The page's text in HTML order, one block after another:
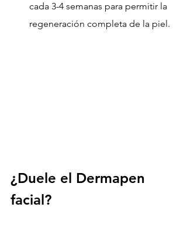
cada 3-4 semanas para permitir la
regeneración completa de la piel.
¿Duele el Dermapen
facial?